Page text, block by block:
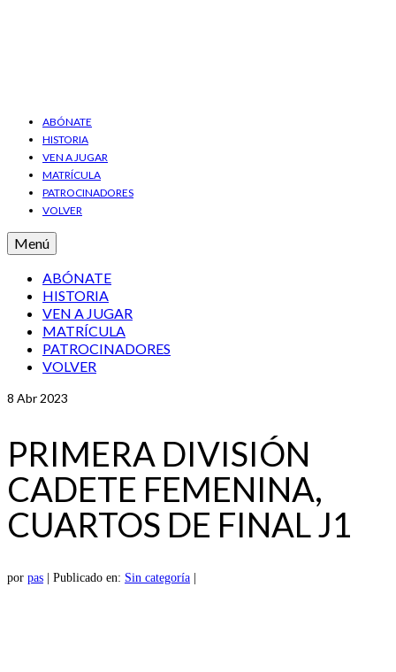
ABÓNATE
HISTORIA
VEN A JUGAR
MATRÍCULA
PATROCINADORES
VOLVER
Menú
ABÓNATE
HISTORIA
VEN A JUGAR
MATRÍCULA
PATROCINADORES
VOLVER
8 Abr 2023
PRIMERA DIVISIÓN
CADETE FEMENINA,
CUARTOS DE FINAL J1
por pas Publicado en: Sin categoría